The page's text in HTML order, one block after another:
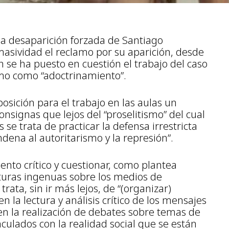
desaparición forzada de Santiago
el reclamo por su aparición, desde
ha puesto en cuestión el trabajo del caso
como “adoctrinamiento”.
para el trabajo en las aulas un
que lejos del “proselitismo” del cual
se trata de practicar la defensa irrestricta
al autoritarismo y la represión”.
crítico y cuestionar, como plantea
ingenuas sobre los medios de
sin ir más lejos, de “(organizar)
la lectura y análisis crítico de los mensajes
la realización de debates sobre temas de
con la realidad social que se están